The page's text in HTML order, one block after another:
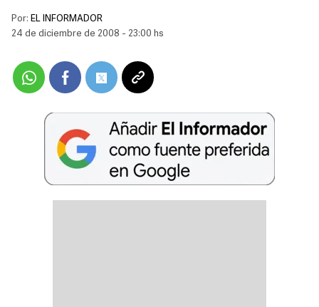
Por: EL INFORMADOR
24 de diciembre de 2008 - 23:00 hs